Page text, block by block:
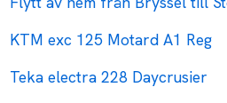
KTM exc 125 Motard A1 Reg
Teka electra 228 Daycrusier